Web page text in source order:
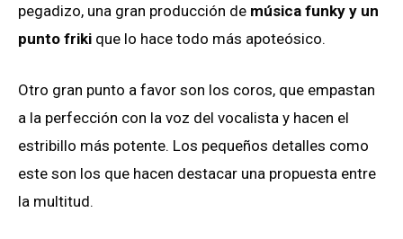
pegadizo, una gran producción de música funky y un
punto friki que lo hace todo más apoteósico.
Otro gran punto a favor son los coros, que empastan
a la perfección con la voz del vocalista y hacen el
estribillo más potente. Los pequeños detalles como
este son los que hacen destacar una propuesta entre
la multitud.